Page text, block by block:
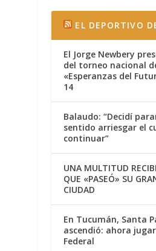
EL DEPORTIVO
El Jorge Newbery
del torneo nacional
«Esperanzas del
14
Balaudo: “Decidí
sentido arriesgar el
continuar”
UNA MULTITUD
QUE «PASEÓ» SU
CIUDAD
En Tucumán, Santa
ascendió: ahora
Federal